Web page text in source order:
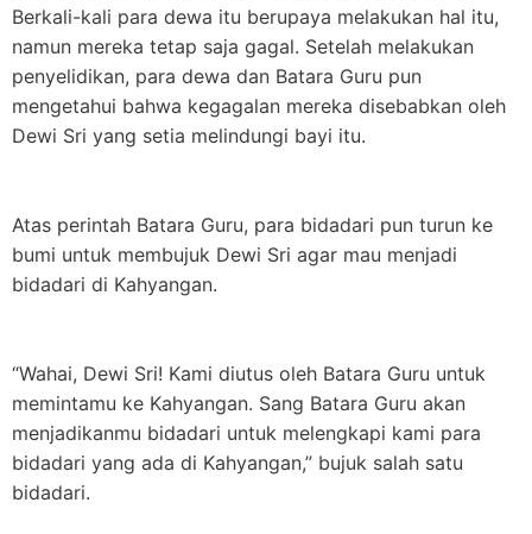
Berkali-kali para dewa itu berupaya melakukan hal itu,
namun mereka tetap saja gagal. Setelah melakukan
penyelidikan, para dewa dan Batara Guru pun
mengetahui bahwa kegagalan mereka disebabkan oleh
Dewi Sri yang setia melindungi bayi itu.
Atas perintah Batara Guru, para bidadari pun turun ke
bumi untuk membujuk Dewi Sri agar mau menjadi
bidadari di Kahyangan.
“Wahai, Dewi Sri! Kami diutus oleh Batara Guru untuk
memintamu ke Kahyangan. Sang Batara Guru akan
menjadikanmu bidadari untuk melengkapi kami para
bidadari yang ada di Kahyangan,” bujuk salah satu
bidadari.